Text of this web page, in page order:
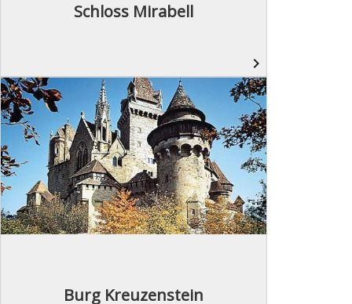
Schloss Mirabell
navigate_next
Burg Kreuzenstein